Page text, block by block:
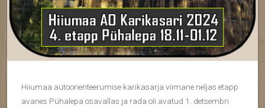
Hiiumaa autoorienteerumise karikasarja viimane neljas etapp
avanes Pühalepa osavallas ja rada oli avatud 1. detsembri